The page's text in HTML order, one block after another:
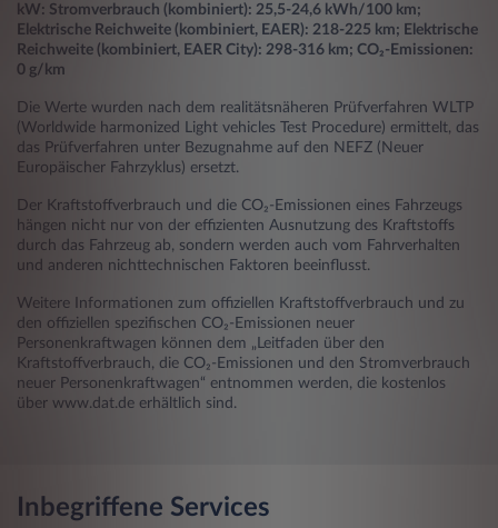
kW: Stromverbrauch (kombiniert): 25,5-24,6 kWh/100 km;
Elektrische Reichweite (kombiniert, EAER): 218-225 km; Elektrische
Reichweite (kombiniert, EAER City): 298-316 km; CO₂-Emissionen:
0 g/km
Die Werte wurden nach dem realitätsnäheren Prüfverfahren WLTP
(Worldwide harmonized Light vehicles Test Procedure) ermittelt, das
das Prüfverfahren unter Bezugnahme auf den NEFZ (Neuer
Europäischer Fahrzyklus) ersetzt.
Der Kraftstoffverbrauch und die CO₂-Emissionen eines Fahrzeugs
hängen nicht nur von der effizienten Ausnutzung des Kraftstoffs
durch das Fahrzeug ab, sondern werden auch vom Fahrverhalten
und anderen nichttechnischen Faktoren beeinflusst.
Weitere Informationen zum offiziellen Kraftstoffverbrauch und zu
den offiziellen spezifischen CO₂-Emissionen neuer
Personenkraftwagen können dem „Leitfaden über den
Kraftstoffverbrauch, die CO₂-Emissionen und den Stromverbrauch
neuer Personenkraftwagen“ entnommen werden, die kostenlos
über www.dat.de erhältlich sind.
Inbegriffene Services